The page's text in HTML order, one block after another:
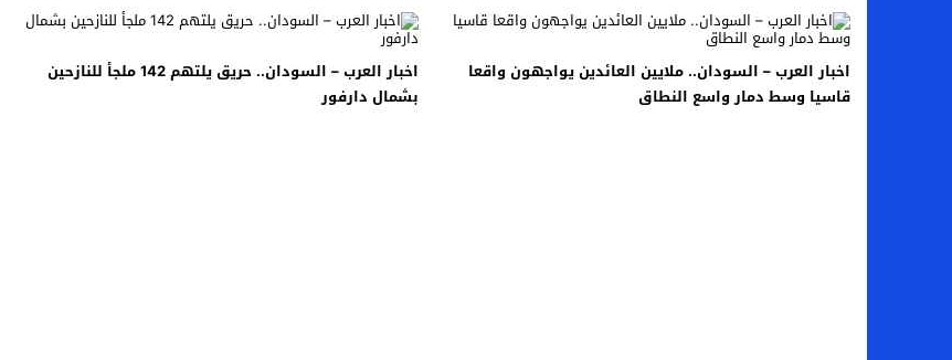
مال و اعمال – انكماش الاقتصاد السعودي للمرة الأولى منذ عامين ونصف
اخبار العرب – السودان.. ملايين العائدين يواجهون واقعا
قاسيا وسط دمار واسع النطاق
اخبار العرب – السودان.. حريق يلتهم 142 ملجأ للنازحين
بشمال دارفور